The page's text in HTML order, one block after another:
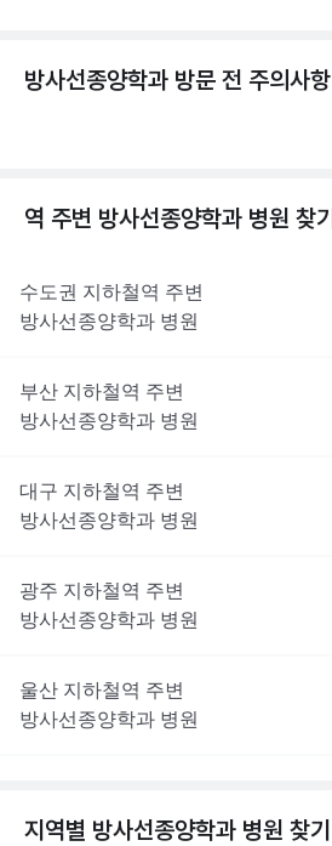
방사선종양학과 방문 전 주의사항
역 주변 방사선종양학과 병원 찾기
수도권 지하철역 주변
방사선종양학과 병원
부산 지하철역 주변
방사선종양학과 병원
대구 지하철역 주변
방사선종양학과 병원
광주 지하철역 주변
방사선종양학과 병원
울산 지하철역 주변
방사선종양학과 병원
지역별 방사선종양학과 병원 찾기